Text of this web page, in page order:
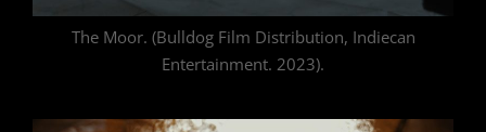
The Moor. (Bulldog Film Distribution, Indiecan
Entertainment. 2023).